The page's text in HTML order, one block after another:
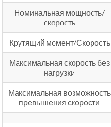
Номинальная мощность/
скорость
Крутящий момент/Скорость
Максимальная скорость без
нагрузки
Максимальная возможность
превышения скорости